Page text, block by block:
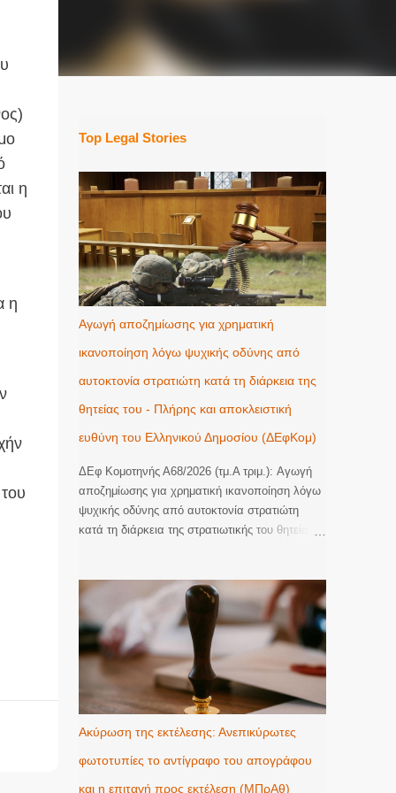
η
η
Top Legal Stories
Αγωγή αποζημίωσης για χρηματική
ικανοποίηση λόγω ψυχικής οδύνης από
αυτοκτονία στρατιώτη κατά τη διάρκεια της
θητείας του - Πλήρης και αποκλειστική
ευθύνη του Ελληνικού Δημοσίου (ΔΕφΚομ)
ΔΕφ Κομοτηνής Α68/2026 (τμ.Α τριμ.): Αγωγή
αποζημίωσης για χρηματική ικανοποίηση λόγω
ψυχικής οδύνης από αυτοκτονία στρατιώτη
κατά τη διάρκεια της στρατιωτικής του θητείας.
οριστικής απόφασης του Τριμελούς Διοικητικού
Πρωτοδικείου Αλεξανδρούπολης, με την οποία
έγινε εν μέρει δεκτή αγωγή αποζημίωσης για
χρηματική ικανοποίηση λόγω ψυχικής οδύνης
και αναγνωρίστηκε η υποχρέωση του
εκκαλούντος Δημοσίου να καταβάλει στην
εφεσίβλητη το συνολικό ποσό των 110.000€
(70.000€ ατομικά και 40.000€ ως μοναδική
ήτοι 20.000€ για λογαριασμό εκάστου), ως
εύλογη χρηματική ικανοποίηση για την ψυχική
Ακύρωση της εκτέλεσης: Ανεπικύρωτες
φωτοτυπίες το αντίγραφο του απογράφου
και η επιταγή προς εκτέλεση (ΜΠρΑθ)